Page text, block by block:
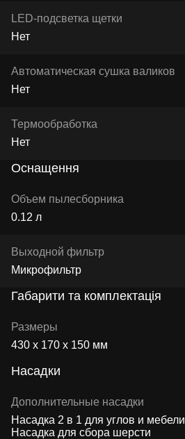
LED-подсветка щетки
Нет
Автоматическая сушка валиков
Нет
Термообработка
Нет
Оснащення
Объем пылесборника
0.12 л
Выходной фильтр
Микрофильтр
Габарити та комплектація
Размеры
430 x 170 x 150 мм
Насадки
Дополнительные насадки
Насадка 2 в 1 для углов и мебели
Насадка для сбора шерсти